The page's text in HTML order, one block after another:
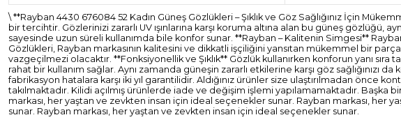
\ **Rayban 4430 676084 52 Kadın Güneş Gözlükleri – Şıklık ve Göz Sağlığınız İçin
bir tercihtir. Gözlerinizi zararlı UV ışınlarına karşı koruma altına alan bu güneş gözlüğü,
sayesinde uzun süreli kullanımda bile konfor sunar. **Rayban – Kalitenin Simgesi**
Gözlükleri, Rayban markasının kalitesini ve dikkatli işçiliğini yansıtan mükemmel bir
vazgeçilmezi olacaktır. **Fonksiyonellik ve Şıklık** Gözlük kullanırken konforun yanı
rahat bir kullanım sağlar. Aynı zamanda güneşin zararlı etkilerine karşı göz
fabrikasyon hatalara karşı iki yıl garantilidir. Aldığınız ürünler size ulaştırılmadan
takılmaktadır. Kilidi açılmış ürünlerde iade ve değişim işlemi yapılamamaktadır.
markası, her yaştan ve zevkten insan için ideal seçenekler sunar. Rayban markası,
sunar. Rayban markası, her yaştan ve zevkten insan için ideal seçenekler sunar.